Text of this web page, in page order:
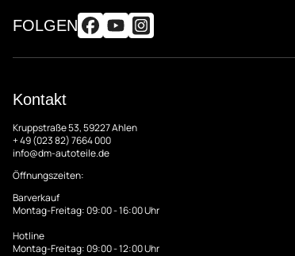
FOLGEN
Kontakt
Kruppstraße 53, 59227 Ahlen
+ 49 (023 82) 7664 000
info@dm-autoteile.de
Öffnungszeiten:
Barverkauf
Montag-Freitag: 09:00 - 16:00 Uhr
Hotline
Montag-Freitag: 09:00 - 12:00 Uhr